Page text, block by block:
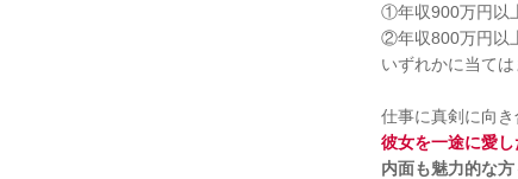
①年収900万円以
②年収800万円以
いずれかに当ては
仕事に真剣に向き
彼女を一途に愛し
内面も魅力的な方